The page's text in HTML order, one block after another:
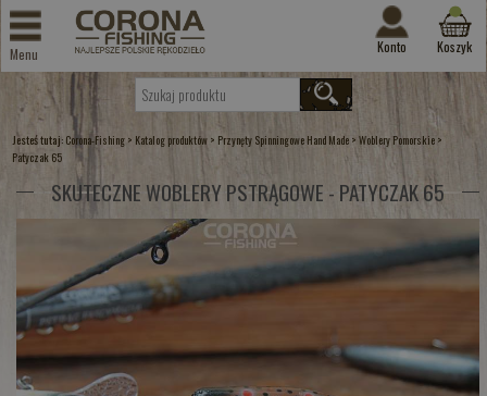
Menu Konto Koszyk
Jesteś tutaj: Corona-Fishing > Katalog produktów > Przynęty Spinningowe Hand Made >Woblery Pomorskie >
Patyczak 65
SKUTECZNE WOBLERY PSTRĄGOWE - PATYCZAK 65